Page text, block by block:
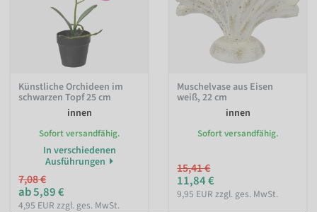
Künstliche Orchideen im
schwarzen Topf 25 cm
innen
Sofort versandfähig.
In verschiedenen
Ausführungen
7,08 €
ab 5,89 €
4,95 EUR zzgl. ges. MwSt.
Muschelvase aus Eisen
weiß, 22 cm
innen
Sofort versandfähig.
15,41 €
11,84 €
9,95 EUR zzgl. ges. MwSt.